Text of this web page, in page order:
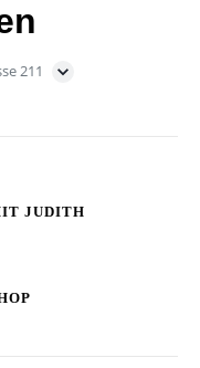
211
JUDITH